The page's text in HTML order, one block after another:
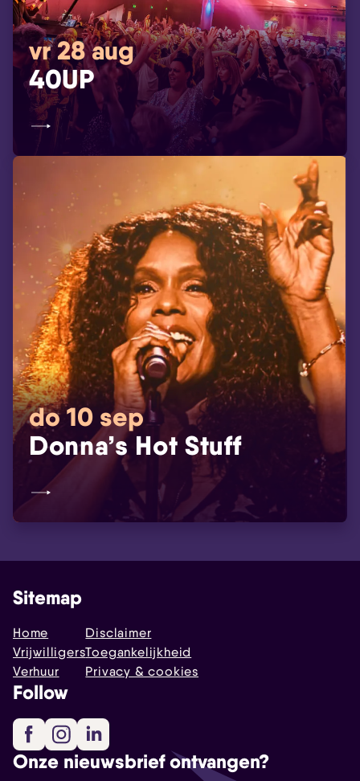
vr 28 aug
40UP
do 10 sep
Donna’s Hot Stuff
Sitemap
Home
Vrijwilligers
Verhuur
Disclaimer
Toegankelijkheid
Privacy & cookies
Follow
FacebookInstagram
Onze nieuwsbrief ontvangen?